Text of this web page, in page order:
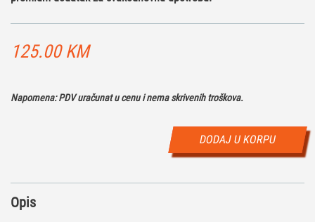
125.00 KM
Napomena: PDV uračunat u cenu i nema skrivenih troškova.
DODAJ U KORPU
Opis